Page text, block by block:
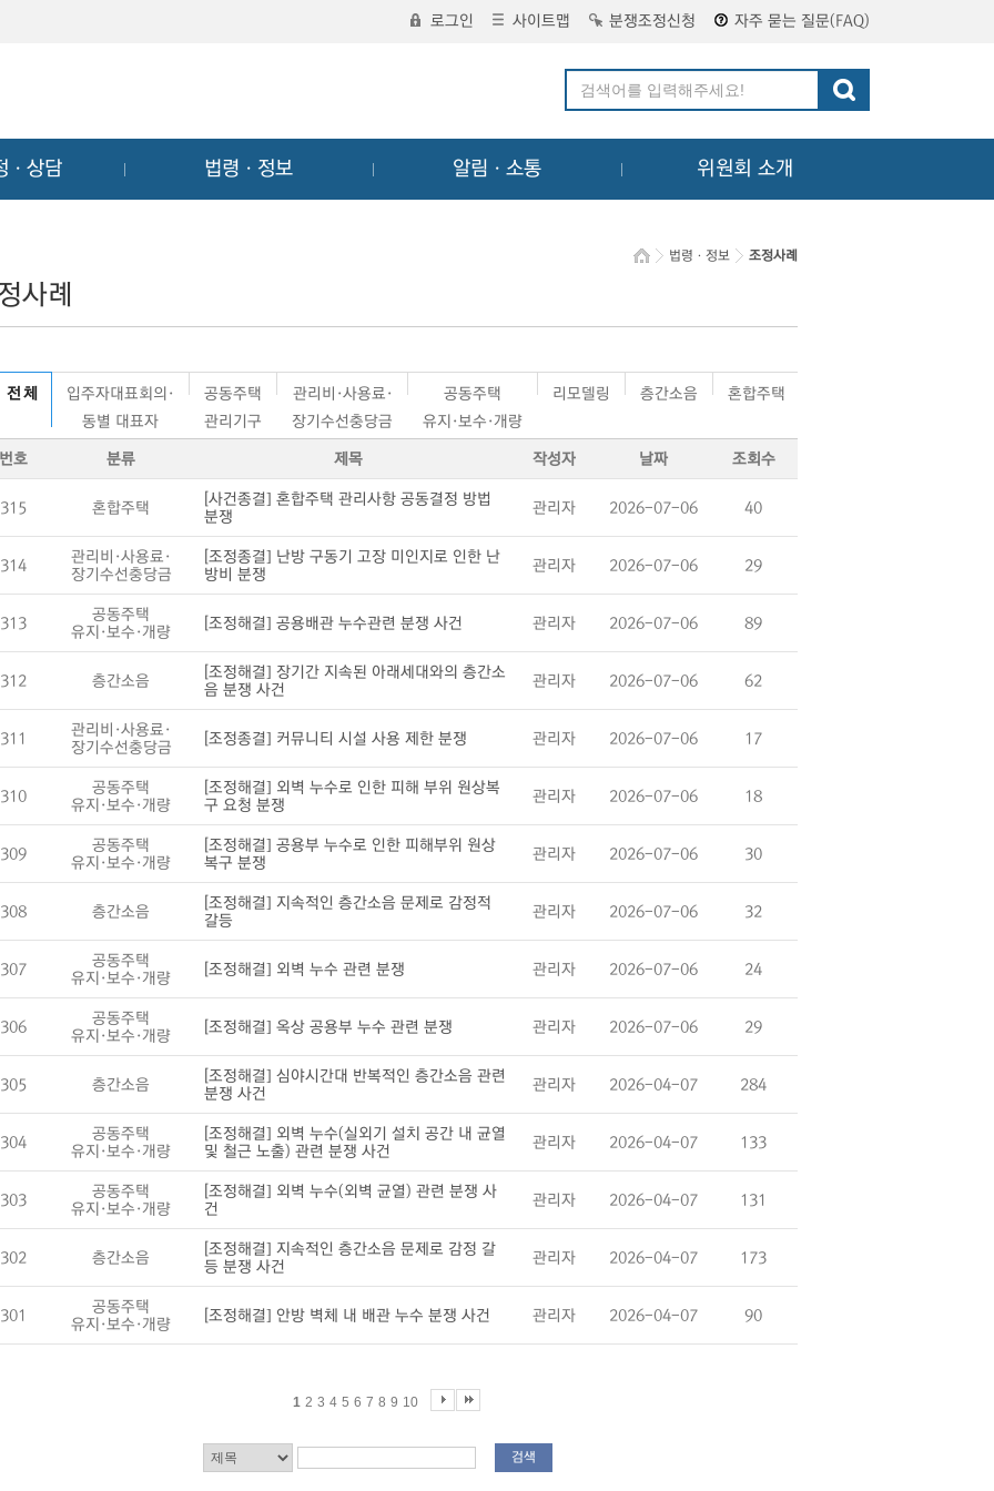
로그인 사이트맵 분쟁조정신청 자주 묻는 질문(FAQ)
ㆍ상담 법령ㆍ정보 알림ㆍ소통 위원회 소개
법령ㆍ정보 조정사례
사례
전 체
입주자대표회의·
동별 대표자
공동주택
관리기구
관리비·사용료·
장기수선충당금
공동주택
유지·보수·개량
리모델링 층간소음 혼합주택
호 분류 제목 작성자 날짜 조회수
315 혼합주택
[사건종결] 혼합주택 관리사항 공동결정 방법
분쟁
관리자 2026-07-06 40
314
관리비·사용료·
장기수선충당금
[조정종결] 난방 구동기 고장 미인지로 인한 난
방비 분쟁
관리자 2026-07-06 29
313
공동주택
유지·보수·개량
[조정해결] 공용배관 누수관련 분쟁 사건 관리자 2026-07-06 89
312 층간소음
[조정해결] 장기간 지속된 아래세대와의 층간소
음 분쟁 사건
관리자 2026-07-06 62
311
관리비·사용료·
장기수선충당금
[조정종결] 커뮤니티 시설 사용 제한 분쟁 관리자 2026-07-06 17
310
공동주택
유지·보수·개량
[조정해결] 외벽 누수로 인한 피해 부위 원상복
구 요청 분쟁
관리자 2026-07-06 18
309
공동주택
유지·보수·개량
[조정해결] 공용부 누수로 인한 피해부위 원상
복구 분쟁
관리자 2026-07-06 30
308 층간소음
[조정해결] 지속적인 층간소음 문제로 감정적
갈등
관리자 2026-07-06 32
307
공동주택
유지·보수·개량
[조정해결] 외벽 누수 관련 분쟁 관리자 2026-07-06 24
306
공동주택
유지·보수·개량
[조정해결] 옥상 공용부 누수 관련 분쟁 관리자 2026-07-06 29
305 층간소음
[조정해결] 심야시간대 반복적인 층간소음 관련
분쟁 사건
관리자 2026-04-07 284
304
공동주택
유지·보수·개량
[조정해결] 외벽 누수(실외기 설치 공간 내 균열
및 철근 노출) 관련 분쟁 사건
관리자 2026-04-07 133
303
공동주택
유지·보수·개량
[조정해결] 외벽 누수(외벽 균열) 관련 분쟁 사
건
관리자 2026-04-07 131
302 층간소음
[조정해결] 지속적인 층간소음 문제로 감정 갈
등 분쟁 사건
관리자 2026-04-07 173
301
공동주택
유지·보수·개량
[조정해결] 안방 벽체 내 배관 누수 분쟁 사건 관리자 2026-04-07 90
1 2 3 4 5 6 7 8 9 10
검색